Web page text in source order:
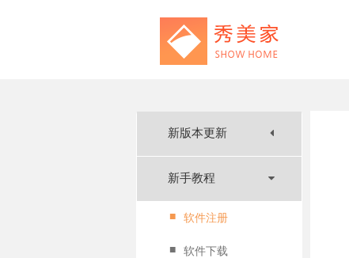
新版本更新
新手教程
■ 软件注册
■ 软件下载